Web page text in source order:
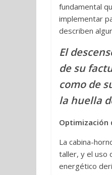
fundamental
implementar
describen
El
de su
como de
la huella
Optimización
La cabina-
taller, y el uso
energético